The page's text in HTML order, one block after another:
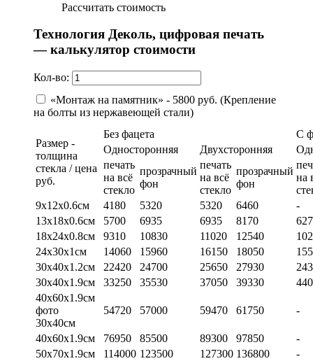
Рассчитать стоимость
Технология Деколь, цифровая печать
— калькулятор стоимости
Кол-во:
«Монтаж на памятник» - 5800 руб. (Крепление
на болты из нержавеющей стали)
Размер -
толщина
стекла / цена
руб.
Без фацета
С
Односторонняя
Двухсторонняя
печать
на всё
стекло
прозрачный
фон
печать
на всё
стекло
прозрачный
фон
на
9х12х0.6см
4180 5320 5320 6460
-
13х18х0.6см
5700 6935 6935 8170
18х24х0.8см
9310 10830 11020 12540
24х30х1см
14060 15960 16150 18050
30х40х1.2см
22420 24700 25650 27930
30х40х1.9см
33250 35530 37050 39330
40х60х1.9см
фото
30х40см
54720 57000 59470 61750 -
40х60х1.9см 76950 85500 89300 97850
-
50х70х1.9см
114000 123500 127300 136800
-